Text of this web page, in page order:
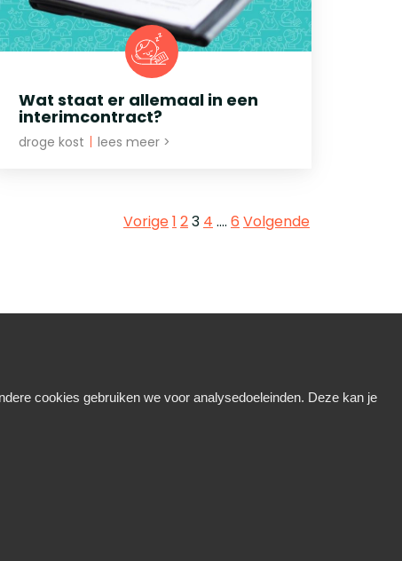
Wat staat er allemaal in een
interimcontract?
droge kost | lees meer >
Vorige1 23 4 .... 6 Volgende
cookies gebruiken we voor analysedoeleinden. Deze kan je